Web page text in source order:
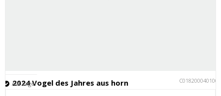
2024 Vogel des Jahres aus horn C018200040100
Auf Lager